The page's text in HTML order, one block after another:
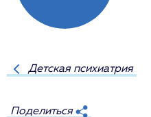
Детская психиатрия
Поделиться